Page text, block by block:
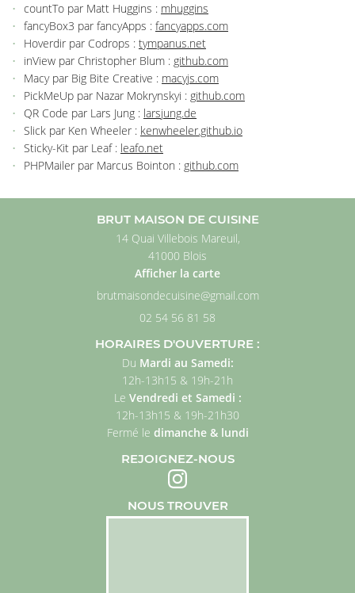
countTo par Matt Huggins : mhuggins
fancyBox3 par fancyApps : fancyapps.com
Hoverdir par Codrops : tympanus.net
inView par Christopher Blum : github.com
Macy par Big Bite Creative : macyjs.com
PickMeUp par Nazar Mokrynskyi : github.com
QR Code par Lars Jung : larsjung.de
Slick par Ken Wheeler : kenwheeler.github.io
Sticky-Kit par Leaf : leafo.net
PHPMailer par Marcus Bointon : github.com
BRUT MAISON DE CUISINE
14 Quai Villebois Mareuil,
41000 Blois
Afficher la carte
02 54 56 81 58
HORAIRES D'OUVERTURE :
Du Mardi au Samedi:
12h-13h15 & 19h-21h
Le Vendredi et Samedi :
12h-13h15 & 19h-21h30
Fermé le dimanche & lundi
REJOIGNEZ-NOUS
NOUS TROUVER